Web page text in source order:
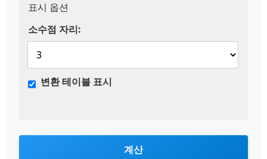
표시 옵션
소수점 자리:
변환 테이블 표시
계산